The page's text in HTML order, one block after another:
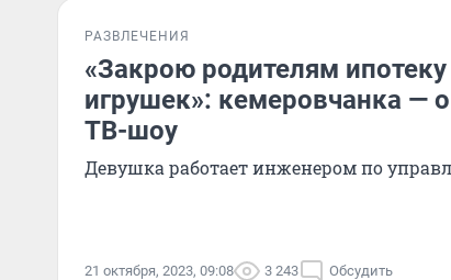
РАЗВЛЕЧЕНИЯ
«Закрою родителям
игрушек»: кемеровчанка —
ТВ-шоу
Девушка работает инженером по
21 октября, 2023, 09:08 3 243 Обсудить